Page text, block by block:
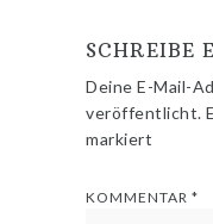
SCHREIBE
Deine E-Mail-
veröffentlicht.
markiert
KOMMENTAR*